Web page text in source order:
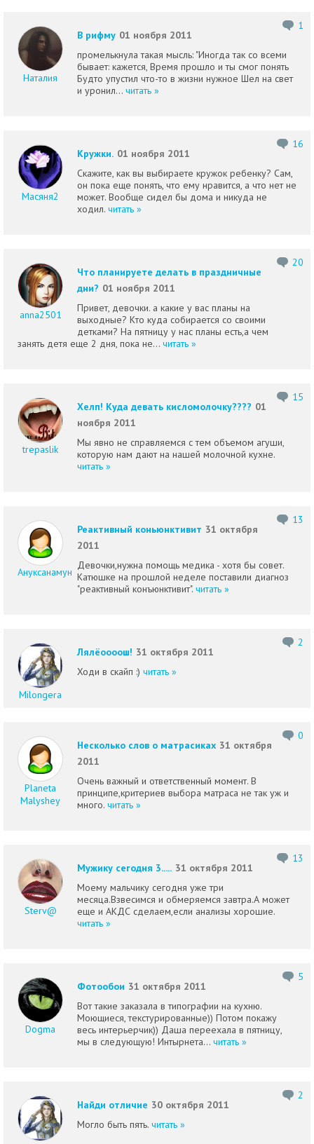
1
Наталия
В рифму 01 ноября 2011
промелькнула такая мысль: "Иногда так со всеми
бывает: кажется, Время прошло и ты смог понять
Будто упустил что-то в жизни нужное Шел на свет
и уронил... читать »
16
Масяня2
Кружки. 01 ноября 2011
Скажите, как вы выбираете кружок ребенку? Сам,
он пока еще понять, что ему нравится, а что нет не
может. Вообще сидел бы дома и никуда не
ходил. читать »
20
anna2501
Что планируете делать в праздничные
дни? 01 ноября 2011
Привет, девочки. а какие у вас планы на
выходные? Кто куда собирается со своими
детками? На пятницу у нас планы есть,а чем
занять детя еще 2 дня, пока не... читать »
15
trepaslik
Хелп! Куда девать кисломолочку???? 01
ноября 2011
Мы явно не справляемся с тем объемом агуши,
которую нам дают на нашей молочной кухне.
читать »
13
Ануксанамун
Реактивный коньюнктивит 31 октября
2011
Девочки,нужна помощь медика - хотя бы совет.
Катюшке на прошлой неделе поставили диагноз
"реактивный конъюнктивит". читать »
2
Milongera
Лялёоооош! 31 октября 2011
Ходи в скайп :) читать »
0
Planeta
Malyshey
Несколько слов о матрасиках 31 октября
2011
Очень важный и ответственный момент. В
принципе,критериев выбора матраса не так уж и
много. читать »
13
Sterv@
Мужику сегодня 3..... 31 октября 2011
Моему мальчику сегодня уже три
месяца.Взвесимся и обмеряемся завтра.А может
еще и АКДС сделаем,если анализы хорошие.
читать »
5
Dogma
Фотообои 31 октября 2011
Вот такие заказала в типографии на кухню.
Моющиеся, текстурированные)) Потом покажу
весь интерьерчик)) Даша переехала в пятницу,
мы в следующую! Интырнета... читать »
2
Найди отличие 30 октября 2011
Могло быть пять. читать »